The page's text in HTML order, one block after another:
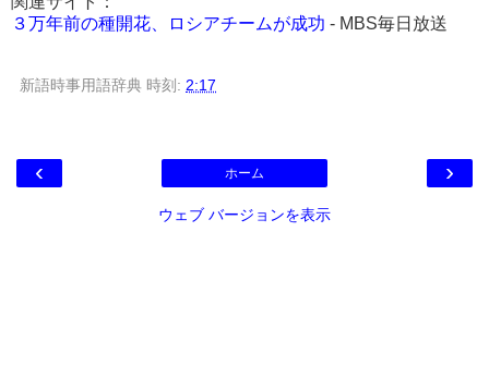
３万年前の種開花、ロシアチームが成功 - MBS毎日放送
新語時事用語辞典 時刻: 2:17
‹ ›
ホーム
ウェブ バージョンを表示